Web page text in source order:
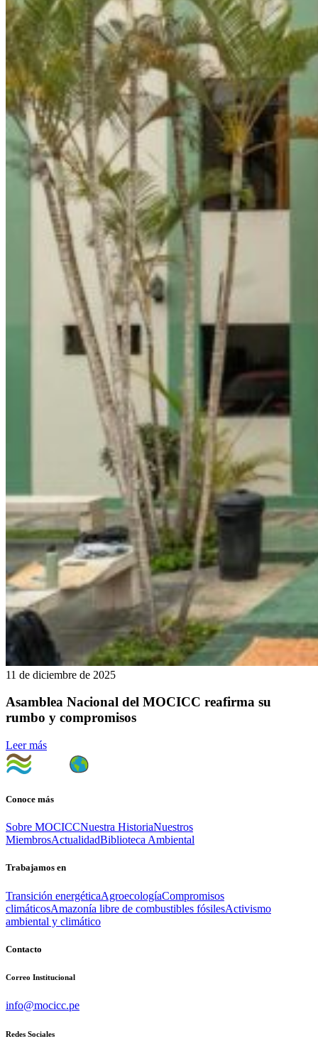
11 de diciembre de 2025
Asamblea Nacional del MOCICC reafirma su
rumbo y compromisos
Leer más
Conoce más
Sobre MOCICCNuestra HistoriaNuestros
MiembrosActualidadBiblioteca Ambiental
Trabajamos en
Transición energéticaAgroecologíaCompromisos
climáticosAmazonía libre de combustibles fósilesActivismo
ambiental y climático
Contacto
Correo Institucional
info@mocicc.pe
Redes Sociales